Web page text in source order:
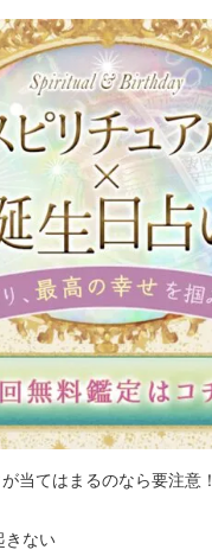
当てはまるのなら要注意！
きない